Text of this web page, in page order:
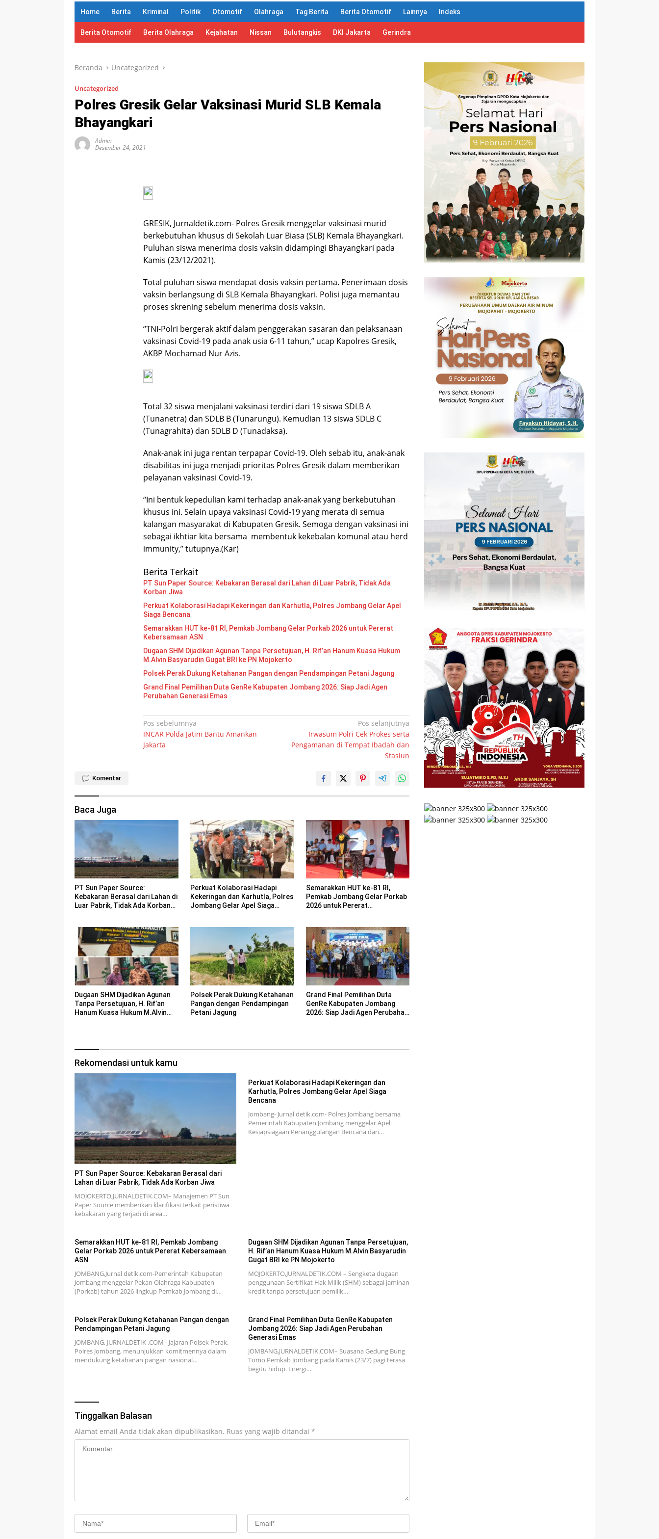
Home Berita Kriminal Politik Otomotif Olahraga Tag Berita Berita Otomotif Lainnya Indeks
Berita Otomotif Berita Olahraga Kejahatan Nissan Bulutangkis DKI Jakarta Gerindra
Beranda Uncategorized
Uncategorized
Polres Gresik Gelar Vaksinasi Murid SLB Kemala
Bhayangkari
Admin
Desember 24, 2021
GRESIK, Jurnaldetik.com- Polres Gresik menggelar vaksinasi murid
berkebutuhan khusus di Sekolah Luar Biasa (SLB) Kemala Bhayangkari.
Puluhan siswa menerima dosis vaksin didampingi Bhayangkari pada
Kamis (23/12/2021).
Total puluhan siswa mendapat dosis vaksin pertama. Penerimaan dosis
vaksin berlangsung di SLB Kemala Bhayangkari. Polisi juga memantau
proses skrening sebelum menerima dosis vaksin.
“TNI-Polri bergerak aktif dalam penggerakan sasaran dan pelaksanaan
vaksinasi Covid-19 pada anak usia 6-11 tahun,” ucap Kapolres Gresik,
AKBP Mochamad Nur Azis.
Total 32 siswa menjalani vaksinasi terdiri dari 19 siswa SDLB A
(Tunanetra) dan SDLB B (Tunarungu). Kemudian 13 siswa SDLB C
(Tunagrahita) dan SDLB D (Tunadaksa).
Anak-anak ini juga rentan terpapar Covid-19. Oleh sebab itu, anak-anak
disabilitas ini juga menjadi prioritas Polres Gresik dalam memberikan
pelayanan vaksinasi Covid-19.
“Ini bentuk kepedulian kami terhadap anak-anak yang berkebutuhan
khusus ini. Selain upaya vaksinasi Covid-19 yang merata di semua
kalangan masyarakat di Kabupaten Gresik. Semoga dengan vaksinasi ini
sebagai ikhtiar kita bersama membentuk kekebalan komunal atau herd
immunity,” tutupnya.(Kar)
Berita Terkait
PT Sun Paper Source: Kebakaran Berasal dari Lahan di Luar Pabrik, Tidak Ada
Korban Jiwa
Perkuat Kolaborasi Hadapi Kekeringan dan Karhutla, Polres Jombang Gelar Apel
Siaga Bencana
Semarakkan HUT ke-81 RI, Pemkab Jombang Gelar Porkab 2026 untuk Pererat
Kebersamaan ASN
Dugaan SHM Dijadikan Agunan Tanpa Persetujuan, H. Rif’an Hanum Kuasa Hukum
M.Alvin Basyarudin Gugat BRI ke PN Mojokerto
Polsek Perak Dukung Ketahanan Pangan dengan Pendampingan Petani Jagung
Grand Final Pemilihan Duta GenRe Kabupaten Jombang 2026: Siap Jadi Agen
Perubahan Generasi Emas
Navigasi
pos
Pos sebelumnya
INCAR Polda Jatim Bantu Amankan
Jakarta
Pos selanjutnya
Irwasum Polri Cek Prokes serta
Pengamanan di Tempat Ibadah dan
Stasiun
Komentar
Baca Juga
PT Sun Paper Source:
Kebakaran Berasal dari Lahan di
Luar Pabrik, Tidak Ada Korban
Perkuat Kolaborasi Hadapi
Kekeringan dan Karhutla, Polres
Jombang Gelar Apel Siaga
Semarakkan HUT ke-81 RI,
Pemkab Jombang Gelar Porkab
2026 untuk Pererat
Dugaan SHM Dijadikan Agunan
Tanpa Persetujuan, H. Rif’an
Hanum Kuasa Hukum M.Alvin
Polsek Perak Dukung Ketahanan
Pangan dengan Pendampingan
Petani Jagung
Grand Final Pemilihan Duta
GenRe Kabupaten Jombang
2026: Siap Jadi Agen Perubahan
Rekomendasi untuk kamu
PT Sun Paper Source: Kebakaran Berasal dari
Lahan di Luar Pabrik, Tidak Ada Korban Jiwa
MOJOKERTO,JURNALDETIK.COM– Manajemen PT Sun
Paper Source memberikan klarifikasi terkait peristiwa
kebakaran yang terjadi di area…
Perkuat Kolaborasi Hadapi Kekeringan dan
Karhutla, Polres Jombang Gelar Apel Siaga
Bencana
Jombang- Jurnal detik.com- Polres Jombang bersama
Pemerintah Kabupaten Jombang menggelar Apel
Kesiapsiagaan Penanggulangan Bencana dan…
Semarakkan HUT ke-81 RI, Pemkab Jombang
Gelar Porkab 2026 untuk Pererat Kebersamaan
ASN
JOMBANG,Jurnal detik.com-Pemerintah Kabupaten
Jombang menggelar Pekan Olahraga Kabupaten
(Porkab) tahun 2026 lingkup Pemkab Jombang di…
Dugaan SHM Dijadikan Agunan Tanpa Persetujuan,
H. Rif’an Hanum Kuasa Hukum M.Alvin Basyarudin
Gugat BRI ke PN Mojokerto
MOJOKERTO,JURNALDETIK.COM – Sengketa dugaan
penggunaan Sertifikat Hak Milik (SHM) sebagai jaminan
kredit tanpa persetujuan pemilik…
Polsek Perak Dukung Ketahanan Pangan dengan
Pendampingan Petani Jagung
JOMBANG, JURNALDETIK .COM– Jajaran Polsek Perak,
Polres Jombang, menunjukkan komitmennya dalam
mendukung ketahanan pangan nasional…
Grand Final Pemilihan Duta GenRe Kabupaten
Jombang 2026: Siap Jadi Agen Perubahan
Generasi Emas
JOMBANG,JURNALDETIK.COM– Suasana Gedung Bung
Tomo Pemkab Jombang pada Kamis (23/7) pagi terasa
begitu hidup. Energi…
Tinggalkan Balasan
Alamat email Anda tidak akan dipublikasikan. Ruas yang wajib ditandai *